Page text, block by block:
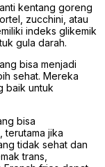
kentang goreng
zucchini, atau
indeks glikemik
gula darah.
bisa menjadi
sehat. Mereka
baik untuk
bisa
terutama jika
tidak sehat dan
trans,